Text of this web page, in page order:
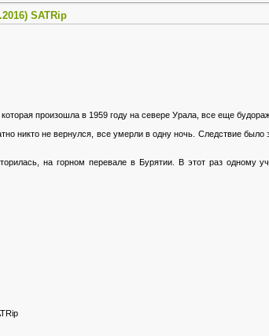
SATRip
произошла в 1959 году на севере Урала, все еще
никто не вернулся, все умерли в одну ночь. Следствие было
на горном перевале в Бурятии. В этот раз одному